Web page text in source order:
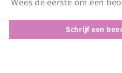
Schrijf een